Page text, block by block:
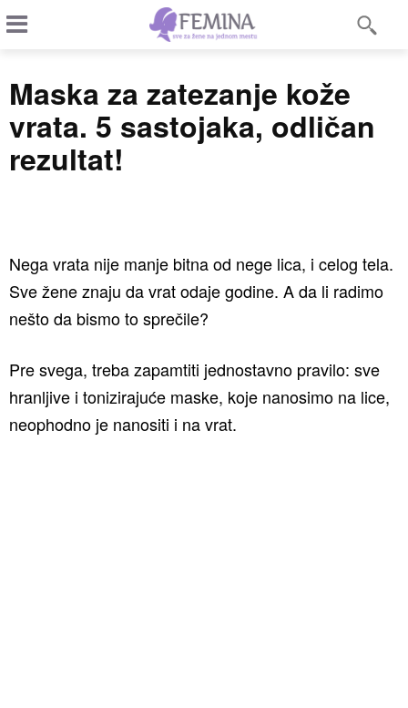
Maska za zatezanje kože
vrata. 5 sastojaka, odličan
rezultat!
Nega vrata nije manje bitna od nege lica, i celog tela.
Sve žene znaju da vrat odaje godine. A da li radimo
nešto da bismo to sprečile?
Pre svega, treba zapamtiti jednostavno pravilo: sve
hranljive i tonizirajuće maske, koje nanosimo na lice,
neophodno je nanositi i na vrat.